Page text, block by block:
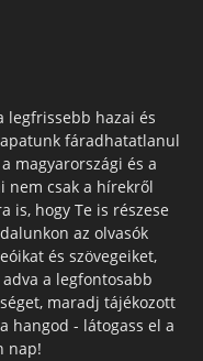
legfrissebb hazai és
fáradhatatlanul
magyarországi és a
nem csak a hírekről
is, hogy Te is részese
az olvasók
és szövegeiket,
a legfontosabb
maradj tájékozott
hangod - látogass el a
nap!